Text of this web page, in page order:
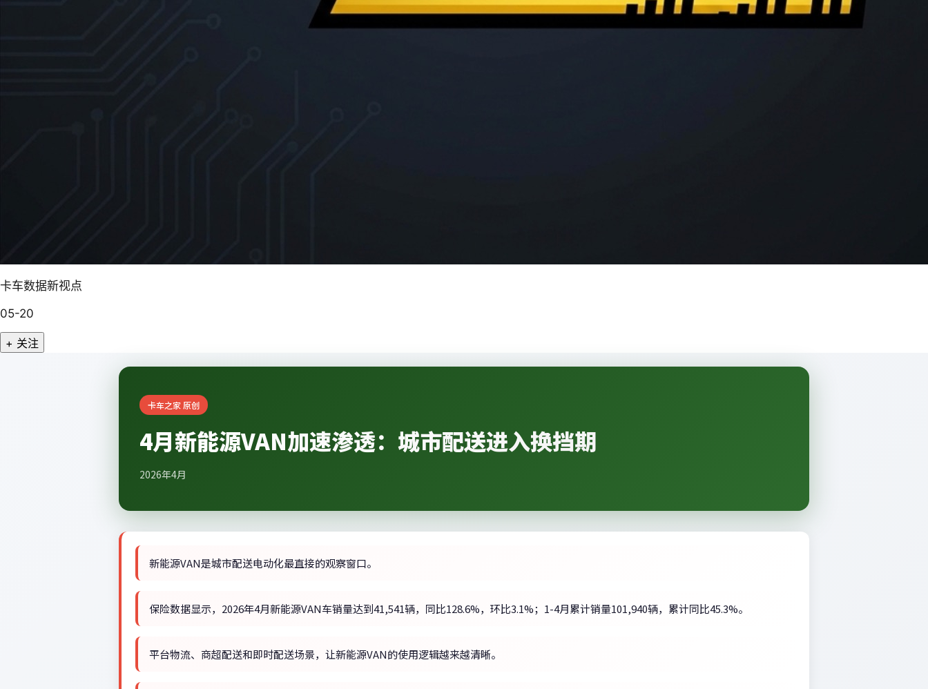
卡车数据新视点
05-20
+ 关注
卡车之家 原创
4月新能源VAN加速渗透：城市配送进入换挡期
2026年4月
新能源VAN是城市配送电动化最直接的观察窗口。
保险数据显示，2026年4月新能源VAN车销量达到41,541辆，同比128.6%，环比3.1%；1-4月累计销量101,940辆，累计同比45.3%。
平台物流、商超配送和即时配送场景，让新能源VAN的使用逻辑越来越清晰。